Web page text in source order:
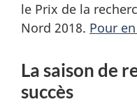
le Prix de la
Nord 2018. Pour
La saison de
succès